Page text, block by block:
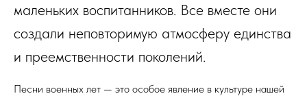
маленьких воспитанников. Все вместе они
создали неповторимую атмосферу единства
и преемственности поколений.
Песни военных лет — это особое явление в культуре нашей